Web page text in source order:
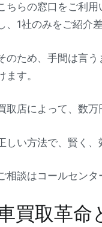
ちらの窓口をご利
、1社のみをご紹介
のため、手間は言
ます。
取店によって、数万
しい方法で、賢く、
相談はコールセン
買取革命